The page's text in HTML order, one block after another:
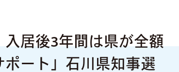
居後3年間は県が全額
ート」石川県知事選